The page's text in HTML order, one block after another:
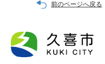
前のページへ戻る